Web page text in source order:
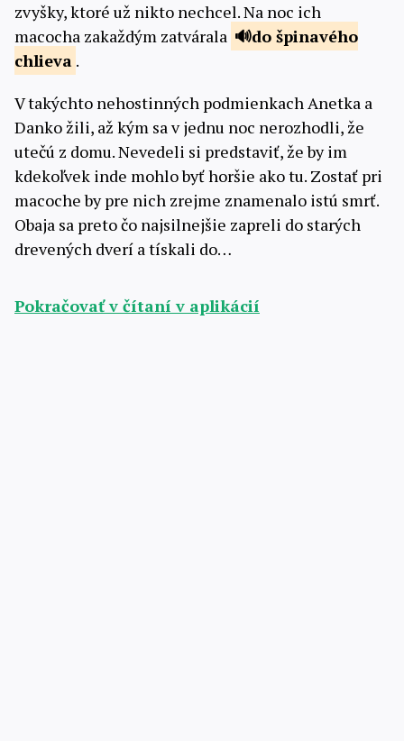
zvyšky, ktoré už nikto nechcel. Na noc ich
macocha zakaždým zatvárala
do špinavého
chlieva .
V takýchto nehostinných podmienkach Anetka a
Danko žili, až kým sa v jednu noc nerozhodli, že
utečú z domu. Nevedeli si predstaviť, že by im
kdekoľvek inde mohlo byť horšie ako tu. Zostať pri
macoche by pre nich zrejme znamenalo istú smrť.
Obaja sa preto čo najsilnejšie zapreli do starých
drevených dverí a tískali do…
Pokračovať v čítaní v aplikácií